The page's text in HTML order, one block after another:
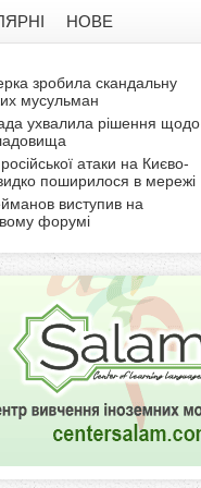
НОВЕ
зробила скандальну
мусульман
ухвалила рішення щодо
атаки на Києво-
поширилося в мережі
виступив на
форумі